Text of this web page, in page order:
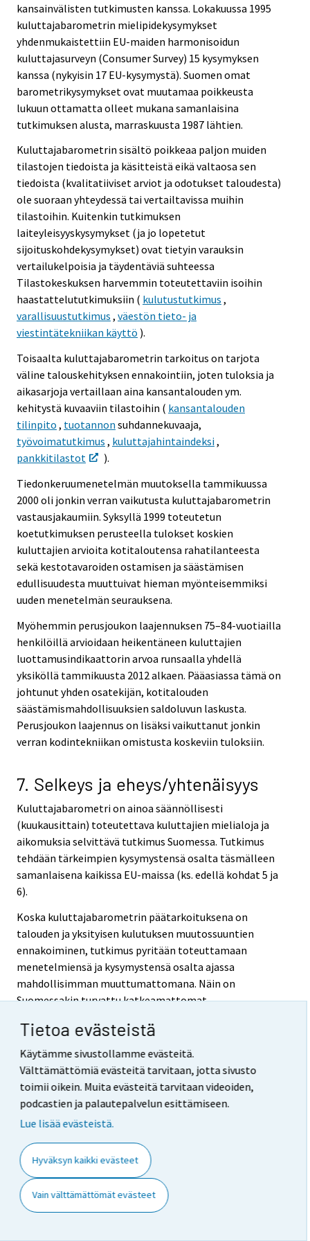
Tietoa evästeistä
Käytämme sivustollamme evästeitä.
Välttämättömiä evästeitä tarvitaan, jotta sivusto
toimii oikein. Muita evästeitä tarvitaan videoiden,
podcastien ja palautepalvelun esittämiseen.
Lue lisää evästeistä.
Hyväksyn kaikki evästeet
Vain välttämättömät evästeet
kansainvälisten tutkimusten kanssa. Lokakuussa 1995
kuluttajabarometrin mielipidekysymykset
yhdenmukaistettiin EU-maiden harmonisoidun
kuluttajasurveyn (Consumer Survey) 15 kysymyksen
kanssa (nykyisin 17 EU-kysymystä). Suomen omat
barometrikysymykset ovat muutamaa poikkeusta
lukuun ottamatta olleet mukana samanlaisina
tutkimuksen alusta, marraskuusta 1987 lähtien.
Kuluttajabarometrin sisältö poikkeaa paljon muiden
tilastojen tiedoista ja käsitteistä eikä valtaosa sen
tiedoista (kvalitatiiviset arviot ja odotukset taloudesta)
ole suoraan yhteydessä tai vertailtavissa muihin
tilastoihin. Kuitenkin tutkimuksen
laiteyleisyyskysymykset (ja jo lopetetut
sijoituskohdekysymykset) ovat tietyin varauksin
vertailukelpoisia ja täydentäviä suhteessa
Tilastokeskuksen harvemmin toteutettaviin isoihin
haastattelututkimuksiin ( kulutustutkimus ,
varallisuustutkimus , väestön tieto- ja
viestintätekniikan käyttö ).
Toisaalta kuluttajabarometrin tarkoitus on tarjota
väline talouskehityksen ennakointiin, joten tuloksia ja
aikasarjoja vertaillaan aina kansantalouden ym.
kehitystä kuvaaviin tilastoihin ( kansantalouden
tilinpito , tuotannon suhdannekuvaaja,
työvoimatutkimus , kuluttajahintaindeksi,
pankkitilastot
).
Tiedonkeruumenetelmän muutoksella tammikuussa
2000 oli jonkin verran vaikutusta kuluttajabarometrin
vastausjakaumiin. Syksyllä 1999 toteutetun
koetutkimuksen perusteella tulokset koskien
kuluttajien arvioita kotitaloutensa rahatilanteesta
sekä kestotavaroiden ostamisen ja säästämisen
edullisuudesta muuttuivat hieman myönteisemmiksi
uuden menetelmän seurauksena.
Myöhemmin perusjoukon laajennuksen 75–84-vuotiailla
henkilöillä arvioidaan heikentäneen kuluttajien
luottamusindikaattorin arvoa runsaalla yhdellä
yksiköllä tammikuusta 2012 alkaen. Pääasiassa tämä on
johtunut yhden osatekijän, kotitalouden
säästämismahdollisuuksien saldoluvun laskusta.
Perusjoukon laajennus on lisäksi vaikuttanut jonkin
verran kodintekniikan omistusta koskeviin tuloksiin.
7. Selkeys ja eheys/yhtenäisyys
Kuluttajabarometri on ainoa säännöllisesti
(kuukausittain) toteutettava kuluttajien mielialoja ja
aikomuksia selvittävä tutkimus Suomessa. Tutkimus
tehdään tärkeimpien kysymystensä osalta täsmälleen
samanlaisena kaikissa EU-maissa (ks. edellä kohdat 5 ja
6).
Koska kuluttajabarometrin päätarkoituksena on
talouden ja yksityisen kulutuksen muutossuuntien
ennakoiminen, tutkimus pyritään toteuttamaan
menetelmiensä ja kysymystensä osalta ajassa
mahdollisimman muuttumattomana. Näin on
Suomessakin turvattu katkeamattomat
Lähde: Kuluttajabarometri 2018, tammikuu. Tilastokeskus
kuluttaja.barometri@tilastokeskus.fi
Vastaava tilastojohtaja: Jari Tarkoma
Päivitetty 29.1.2018